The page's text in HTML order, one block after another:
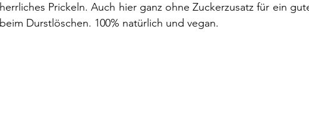
herrliches Prickeln. Auch hier ganz ohne Zuckerzusatz für ein
beim Durstlöschen. 100% natürlich und vegan.